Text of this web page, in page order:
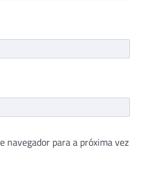
navegador para a próxima vez